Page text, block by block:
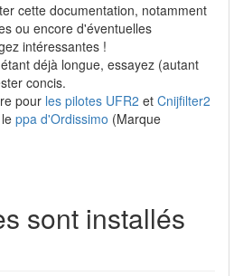
cette documentation, notamment
ou encore d'éventuelles
intéressantes !
déjà longue, essayez (autant
concis.
pour les pilotes UFR2 et Cnijfilter2
ppa d'Ordissimo (Marque
sont installés